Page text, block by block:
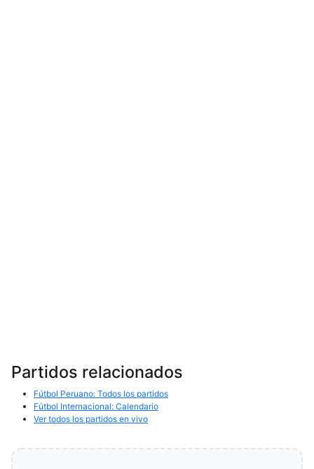
Partidos relacionados
Fútbol Peruano: Todos los partidos
Fútbol Internacional: Calendario
Ver todos los partidos en vivo